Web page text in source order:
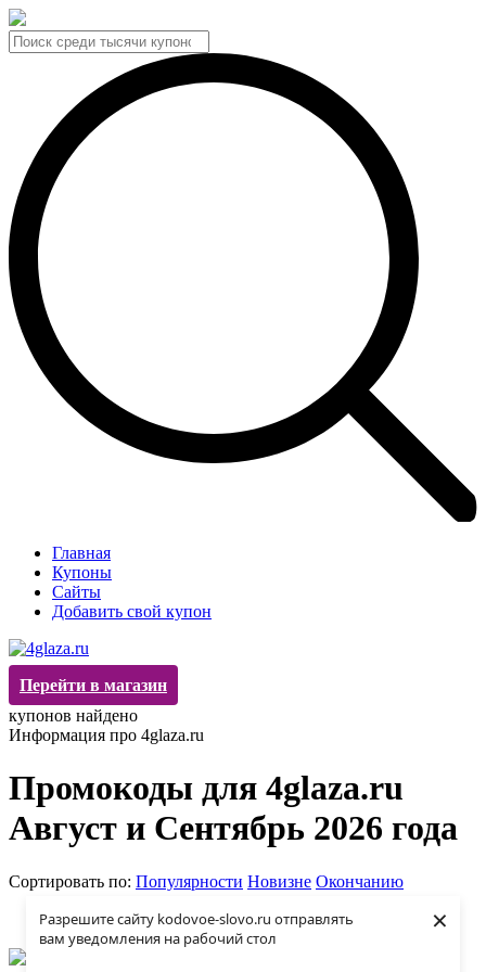
Разрешите сайту kodovoe-slovo.ru отправлять
вам уведомления на рабочий стол
×
Главная
Купоны
Сайты
Добавить свой купон
Перейти в магазин
купонов найдено
Информация про 4glaza.ru
Промокоды для 4glaza.ru
Август и Сентябрь 2026 года
Сортировать по: Популярности Новизне Окончанию